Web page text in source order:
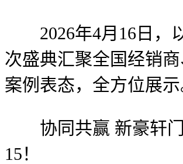
2026年4月16日，以
次盛典汇聚全国经销
案例表态，全方位展示
协同共赢 新豪轩门
15！